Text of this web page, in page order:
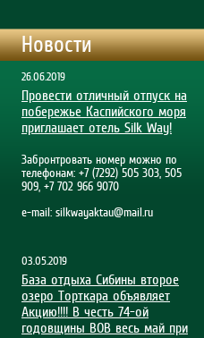
Новости
26.06.2019
Провести отличный отпуск на
побережье Каспийского моря
приглашает отель Silk Way!
Забронтровать номер можно по
телефонам: +7 (7292) 505 303, 505
909, +7 702 966 9070
e-mail: silkwayaktau@mail.ru
03.05.2019
База отдыха Сибины второе
озеро Торткара объявляет
Акцию!!!! В честь 74-ой
годовщины ВОВ весь май при